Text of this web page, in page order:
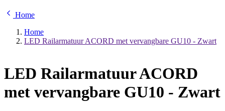
Home
Home
LED Railarmatuur ACORD met vervangbare GU10 - Zwart
LED Railarmatuur ACORD
met vervangbare GU10 - Zwart